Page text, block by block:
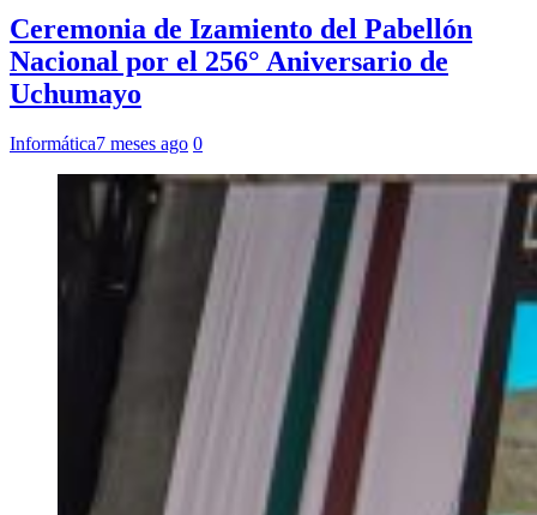
Ceremonia de Izamiento del Pabellón
Nacional por el 256° Aniversario de
Uchumayo
Informática7 meses ago 0